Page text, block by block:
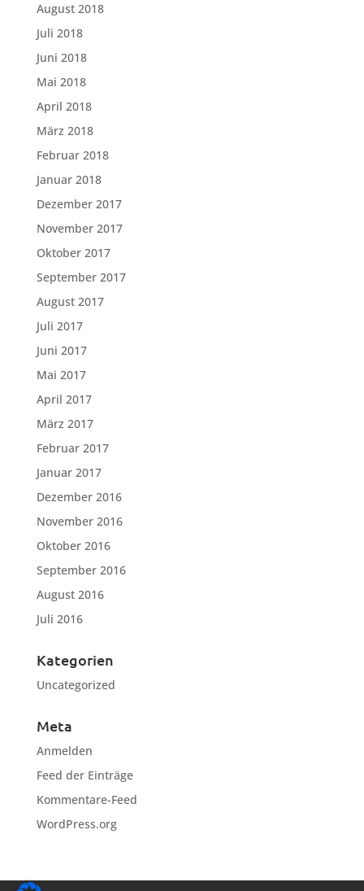
August 2018
Juli 2018
Juni 2018
Mai 2018
April 2018
März 2018
Februar 2018
Januar 2018
Dezember 2017
November 2017
Oktober 2017
September 2017
August 2017
Juli 2017
Juni 2017
Mai 2017
April 2017
März 2017
Februar 2017
Januar 2017
Dezember 2016
November 2016
Oktober 2016
September 2016
August 2016
Juli 2016
Kategorien
Uncategorized
Meta
Anmelden
Feed der Einträge
Kommentare-Feed
WordPress.org